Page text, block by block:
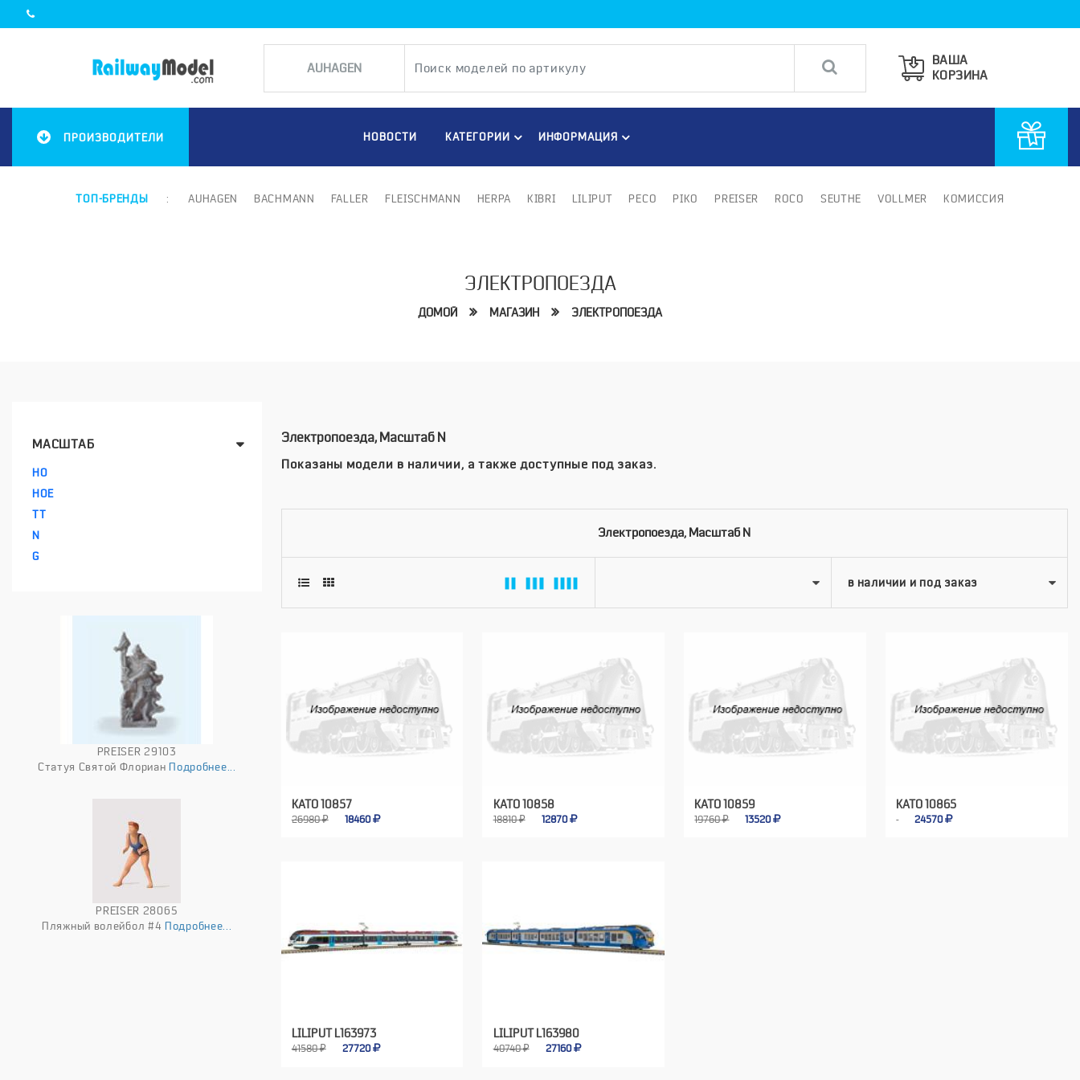
ВАША
КОРЗИНА
ПРОИЗВОДИТЕЛИ НОВОСТИ КАТЕГОРИИ ИНФОРМАЦИЯ
ТОП-БРЕНДЫ : AUHAGEN BACHMANN FALLER FLEISCHMANN HERPA KIBRI LILIPUT PECO PIKO PREISER ROCO SEUTHE VOLLMER КОМИССИЯ
ЭЛЕКТРОПОЕЗДА
ДОМОЙ МАГАЗИН ЭЛЕКТРОПОЕЗДА
МАСШТАБ
HO
HOE
TT
N
G
PREISER 29103
Статуя Святой ФлорианПодробнее...
PREISER 28065
Пляжный волейбол #4Подробнее...
Электропоезда, Масштаб N
Показаны модели в наличии, а также доступные под заказ.
Электропоезда, Масштаб N
KATO 10857
26980 ₽ 18460
KATO 10858
18810 ₽ 12870
KATO 10859
19760 ₽ 13520
KATO 10865
24570
LILIPUT L163973
41580 ₽ 27720
LILIPUT L163980
40740 ₽ 27160